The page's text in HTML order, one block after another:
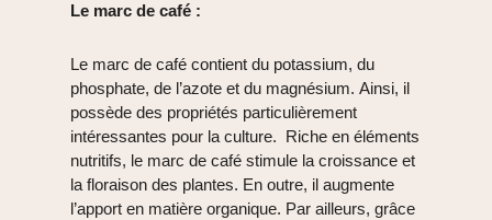
Le marc de café :
Le marc de café contient du potassium, du
phosphate, de l’azote et du magnésium. Ainsi, il
possède des propriétés particulièrement
intéressantes pour la culture. Riche en éléments
nutritifs, le marc de café stimule la croissance et
la floraison des plantes. En outre, il augmente
l’apport en matière organique. Par ailleurs, grâce